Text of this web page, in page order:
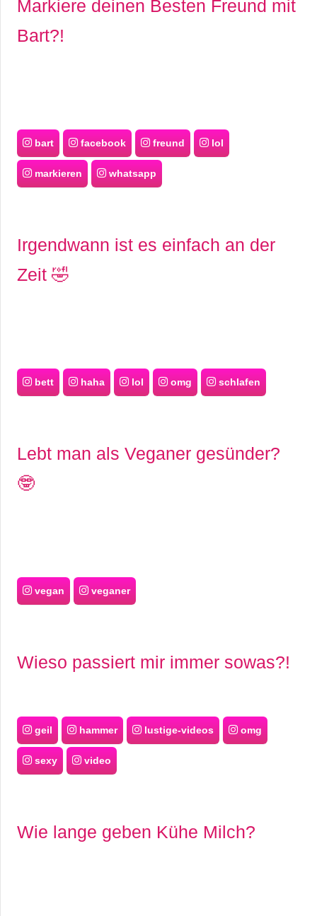
Markiere deinen Besten Freund mit
Bart?!
bart facebook freund lol
markieren whatsapp
Irgendwann ist es einfach an der
Zeit 🤣
bett haha lol omg schlafen
Lebt man als Veganer gesünder?
🤓
vegan veganer
Wieso passiert mir immer sowas?!
geil hammer lustige-videos omg
sexy video
Wie lange geben Kühe Milch?